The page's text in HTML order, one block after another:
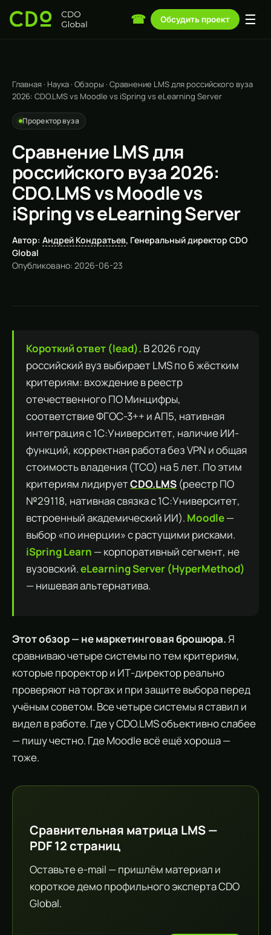
☎ Обсудить проект ☰
Главная · Наука · Обзоры · Сравнение LMS для российского вуза
2026: CDO.LMS vs Moodle vs iSpring vs eLearning Server
Проректор вуза
Сравнение LMS для
российского вуза 2026:
CDO.LMS vs Moodle vs
iSpring vs eLearning Server
Автор: Андрей Кондратьев, Генеральный директор CDO
Global
Опубликовано: 2026-06-23
Короткий ответ (lead). В 2026 году
российский вуз выбирает LMS по 6 жёстким
критериям: вхождение в реестр
отечественного ПО Минцифры,
соответствие ФГОС-3++ и АП5, нативная
интеграция с 1С:Университет, наличие ИИ-
функций, корректная работа без VPN и общая
стоимость владения (TCO) на 5 лет. По этим
критериям лидируетCDO.LMS (реестр ПО
№29118, нативная связка с 1С:Университет,
встроенный академический ИИ). Moodle—
выбор «по инерции» с растущими рисками.
iSpring Learn — корпоративный сегмент, не
вузовский.eLearning Server (HyperMethod)
— нишевая альтернатива.
Этот обзор — не маркетинговая брошюра. Я
сравниваю четыре системы по тем критериям,
которые проректор и ИТ-директор реально
проверяют на торгах и при защите выбора перед
учёным советом. Все четыре системы я ставил и
видел в работе. Где у CDO.LMS объективно слабее
— пишу честно. Где Moodle всё ещё хороша —
тоже.
Сравнительная матрица LMS —
PDF 12 страниц
Оставьте e-mail — пришлём материал и
короткое демо профильного эксперта CDO
Global.